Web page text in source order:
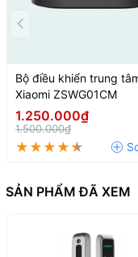
Bộ điều khiển trung
Xiaomi ZSWG01CM
1.250.000₫
1.500.000₫
SẢN PHẨM ĐÃ XEM